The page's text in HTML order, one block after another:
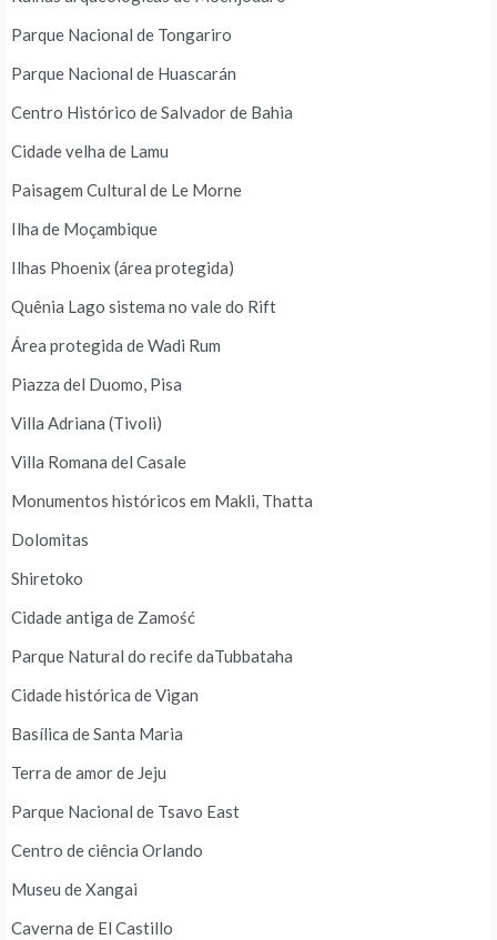
Parque Nacional de Tongariro
Parque Nacional de Huascarán
Centro Histórico de Salvador de Bahia
Cidade velha de Lamu
Paisagem Cultural de Le Morne
Ilha de Moçambique
Ilhas Phoenix (área protegida)
Quênia Lago sistema no vale do Rift
Área protegida de Wadi Rum
Piazza del Duomo, Pisa
Villa Adriana (Tivoli)
Villa Romana del Casale
Monumentos históricos em Makli, Thatta
Dolomitas
Shiretoko
Cidade antiga de Zamość
Parque Natural do recife daTubbataha
Cidade histórica de Vigan
Basílica de Santa Maria
Terra de amor de Jeju
Parque Nacional de Tsavo East
Centro de ciência Orlando
Museu de Xangai
Caverna de El Castillo